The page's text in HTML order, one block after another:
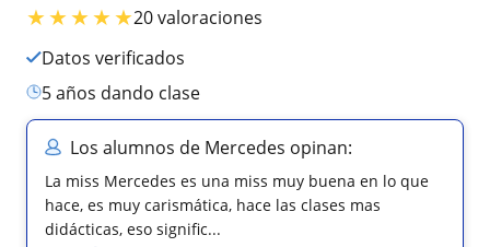
★★★★★20 valoraciones
Datos verificados
5 años dando clase
Los alumnos de Mercedes opinan:
La miss Mercedes es una miss muy buena en lo que
hace, es muy carismática, hace las clases mas
didácticas, eso signific...